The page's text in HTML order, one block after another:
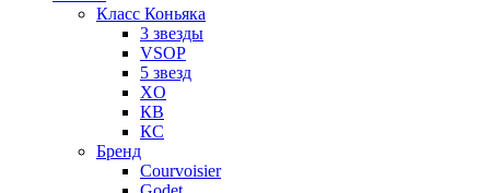
Класс Коньяка
3 звезды
VSOP
5 звезд
XO
КВ
КС
Бренд
Courvoisier